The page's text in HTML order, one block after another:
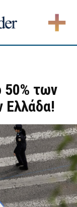
50% των
Ελλάδα!